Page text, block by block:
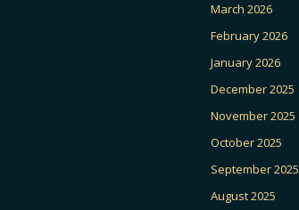
March 2026
February 2026
January 2026
December 2025
November 2025
October 2025
September 2025
August 2025